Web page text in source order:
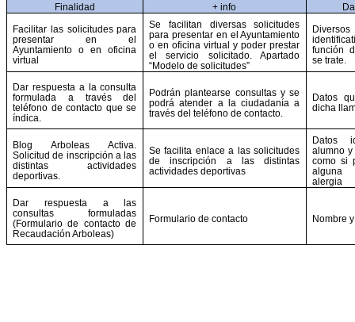
Finalidad + info
Facilitar las solicitudes para
presentar en el
Ayuntamiento o en oficina
virtual
Se facilitan diversas solicitudes
para presentar en el Ayuntamiento
o en oficina virtual y poder prestar
el servicio solicitado. Apartado
“Modelo de solicitudes”
función
se trate.
Dar respuesta a la consulta
formulada a través del
teléfono de contacto que se
índica.
Podrán plantearse consultas y se
podrá atender a la ciudadanía a
través del teléfono de contacto.
Datos
dicha
Blog Arboleas Activa.
Solicitud de inscripción a las
distintas actividades
deportivas.
Se facilita enlace a las solicitudes
de inscripción a las distintas
actividades deportivas
Datos
alumno
como si
alguna
alergia
Dar respuesta a las
consultas formuladas
(Formulario de contacto de
Recaudación Arboleas)
Formulario de contacto Nombre